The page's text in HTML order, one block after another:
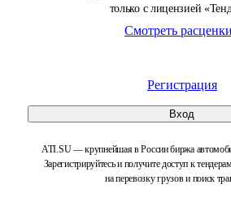
только с лицензией
Смотреть расценки
Регистрация
Вход
ATI.SU — крупнейшая в России биржа
Зарегистрируйтесь и получите доступ к
на перевозку грузов и поиск